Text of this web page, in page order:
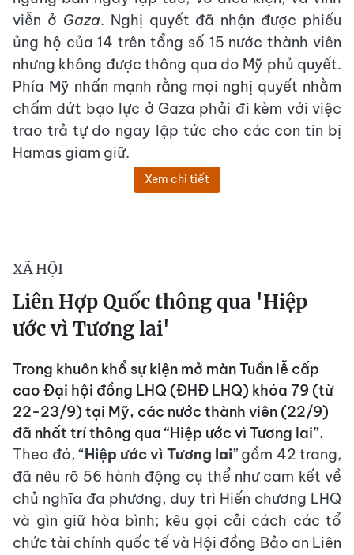
viễn ở Gaza. Nghị quyết đã nhận được phiếu
ủng hộ của 14 trên tổng số 15 nước thành viên
nhưng không được thông qua do Mỹ phủ quyết.
Phía Mỹ nhấn mạnh rằng mọi nghị quyết nhằm
chấm dứt bạo lực ở Gaza phải đi kèm với việc
trao trả tự do ngay lập tức cho các con tin bị
Hamas giam giữ.
Xem chi tiết
XÃ HỘI
Liên Hợp Quốc thông qua 'Hiệp
ước vì Tương lai'
Trong khuôn khổ sự kiện mở màn Tuần lễ cấp
cao Đại hội đồng LHQ (ĐHĐ LHQ) khóa 79 (từ
22-23/9) tại Mỹ, các nước thành viên (22/9)
đã nhất trí thông qua “Hiệp ước vì Tương lai”.
Theo đó, “Hiệp ước vì Tương lai” gồm 42 trang,
đã nêu rõ 56 hành động cụ thể như cam kết về
chủ nghĩa đa phương, duy trì Hiến chương LHQ
và gìn giữ hòa bình; kêu gọi cải cách các tổ
chức tài chính quốc tế và Hội đồng Bảo an Liên